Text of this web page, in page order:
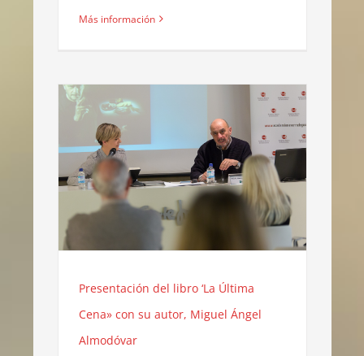
Más información
Presentación del libro ‘La Última
Cena» con su autor, Miguel Ángel
Almodóvar